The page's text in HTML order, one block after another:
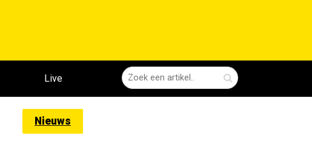
Live
Nieuws